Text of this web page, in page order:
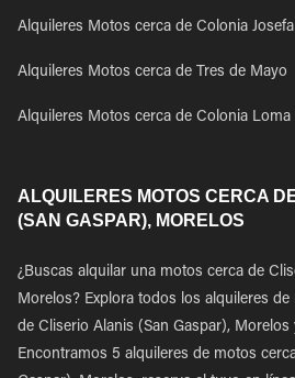
Alquileres Motos cerca de Colonia
Alquileres Motos cerca de Tres de Mayo
Alquileres Motos cerca de Colonia Loma
ALQUILERES MOTOS CERCA
(SAN GASPAR), MORELOS
¿Buscas alquilar una motos cerca de
Morelos? Explora todos los alquileres
de Cliserio Alanis (San Gaspar),
Encontramos 5 alquileres de motos